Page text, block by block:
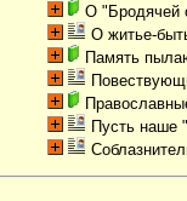
О "Бродячей
О житье-
Память
Пусть наше